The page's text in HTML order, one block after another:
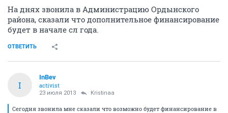
На днях звонила в Администрацию Ордынского
района, сказали что дополнительное финансирование
будет в начале сл года.
ОТВЕТИТЬ
I
InBev
activist
23 июля 2013 Kristinaa
Сегодня звонила мне сказали что возможно будет финансирование в